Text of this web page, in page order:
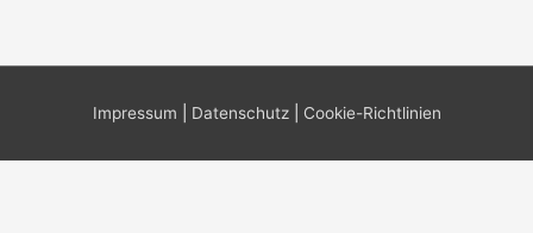
Impressum Datenschutz Cookie-Richtlinien